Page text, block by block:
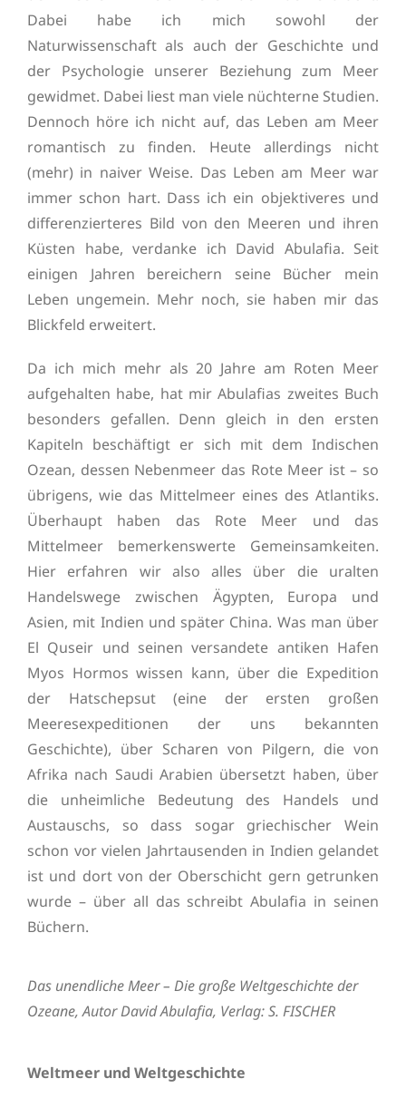
Dabei habe ich mich sowohl der
Naturwissenschaft als auch der Geschichte und
der Psychologie unserer Beziehung zum Meer
gewidmet. Dabei liest man viele nüchterne Studien.
Dennoch höre ich nicht auf, das Leben am Meer
romantisch zu finden. Heute allerdings nicht
(mehr) in naiver Weise. Das Leben am Meer war
immer schon hart. Dass ich ein objektiveres und
differenzierteres Bild von den Meeren und ihren
Küsten habe, verdanke ich David Abulafia. Seit
einigen Jahren bereichern seine Bücher mein
Leben ungemein. Mehr noch, sie haben mir das
Blickfeld erweitert.
Da ich mich mehr als 20 Jahre am Roten Meer
aufgehalten habe, hat mir Abulafias zweites Buch
besonders gefallen. Denn gleich in den ersten
Kapiteln beschäftigt er sich mit dem Indischen
Ozean, dessen Nebenmeer das Rote Meer ist – so
übrigens, wie das Mittelmeer eines des Atlantiks.
Überhaupt haben das Rote Meer und das
Mittelmeer bemerkenswerte Gemeinsamkeiten.
Hier erfahren wir also alles über die uralten
Handelswege zwischen Ägypten, Europa und
Asien, mit Indien und später China. Was man über
El Quseir und seinen versandete antiken Hafen
Myos Hormos wissen kann, über die Expedition
der Hatschepsut (eine der ersten großen
Meeresexpeditionen der uns bekannten
Geschichte), über Scharen von Pilgern, die von
Afrika nach Saudi Arabien übersetzt haben, über
die unheimliche Bedeutung des Handels und
Austauschs, so dass sogar griechischer Wein
schon vor vielen Jahrtausenden in Indien gelandet
ist und dort von der Oberschicht gern getrunken
wurde – über all das schreibt Abulafia in seinen
Büchern.
Das unendliche Meer – Die große Weltgeschichte der
Ozeane, Autor David Abulafia, Verlag: S. FISCHER
Weltmeer und Weltgeschichte